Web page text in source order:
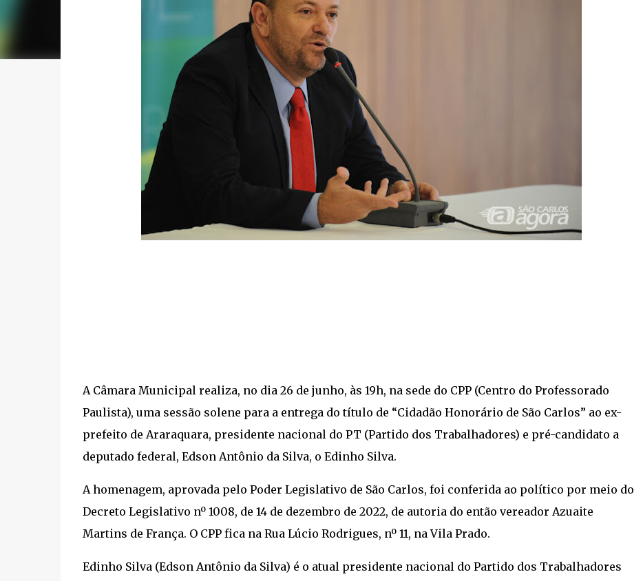
A Câmara Municipal realiza, no dia 26 de junho, às 19h, na sede do CPP (Centro do Professorado
Paulista), uma sessão solene para a entrega do título de “Cidadão Honorário de São Carlos” ao ex-
prefeito de Araraquara, presidente nacional do PT (Partido dos Trabalhadores) e pré-candidato a
deputado federal, Edson Antônio da Silva, o Edinho Silva.
A homenagem, aprovada pelo Poder Legislativo de São Carlos, foi conferida ao político por meio do
Decreto Legislativo nº 1008, de 14 de dezembro de 2022, de autoria do então vereador Azuaite
Martins de França. O CPP fica na Rua Lúcio Rodrigues, nº 11, na Vila Prado.
Edinho Silva (Edson Antônio da Silva) é o atual presidente nacional do Partido dos Trabalhadores